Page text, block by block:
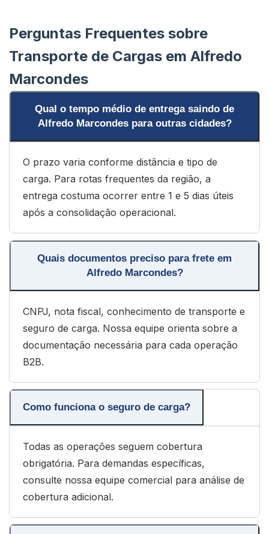
Perguntas Frequentes sobre
Transporte de Cargas em Alfredo
Marcondes
Qual o tempo médio de entrega saindo de
Alfredo Marcondes para outras cidades?
O prazo varia conforme distância e tipo de
carga. Para rotas frequentes da região, a
entrega costuma ocorrer entre 1 e 5 dias úteis
após a consolidação operacional.
Quais documentos preciso para frete em
Alfredo Marcondes?
CNPJ, nota fiscal, conhecimento de transporte e
seguro de carga. Nossa equipe orienta sobre a
documentação necessária para cada operação
B2B.
Como funciona o seguro de carga?
Todas as operações seguem cobertura
obrigatória. Para demandas específicas,
consulte nossa equipe comercial para análise de
cobertura adicional.